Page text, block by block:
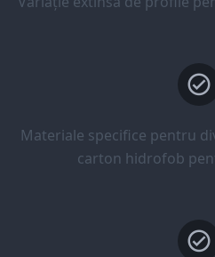
Materiale specifice pentru
carton hidrofob